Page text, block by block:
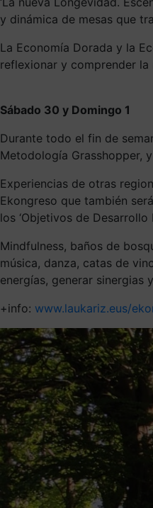
y dinámica de mesas que
La Economía Dorada y la
reflexionar y comprender la
Sábado 30 y Domingo 1
Durante todo el fin de
Metodología Grasshopper,
Experiencias de otras
Ekongreso que también
los ‘Objetivos de
Mindfulness, baños de
música, danza, catas de
energías, generar
+info: www.laukariz.eus/